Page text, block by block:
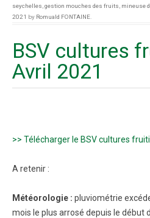
seychelles gestion mouches des fruits mineuse
2021 by Romuald FONTAINE
BSV cultures
Avril 2021
>> Télécharger le BSV cultures
A retenir :
Météorologie : pluviométrie
mois le plus arrosé depuis le début